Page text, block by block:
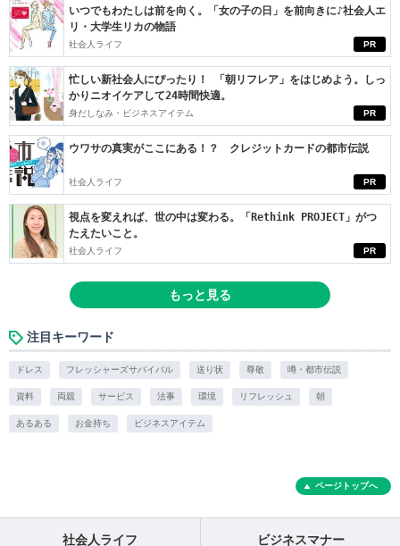
PR
いつでもわたしは前を向く。「女の子の日」を前向きに♪社会人エ
リ・大学生リカの物語
社会人ライフ
PR
忙しい新社会人にぴったり！ 「朝リフレア」をはじめよう。しっ
かりニオイケアして24時間快適。
身だしなみ・ビジネスアイテム
PR
ウワサの真実がここにある！？ クレジットカードの都市伝説
社会人ライフ
PR
視点を変えれば、世の中は変わる。「Rethink PROJECT」がつ
たえたいこと。
社会人ライフ
もっと見る
注目キーワード
ドレス フレッシャーズサバイバル 送り状 尊敬 噂・都市伝説
資料 両親 サービス 法事 環境 リフレッシュ 朝
あるある お金持ち ビジネスアイテム
ページトップへ
社会人ライフ ビジネスマナー